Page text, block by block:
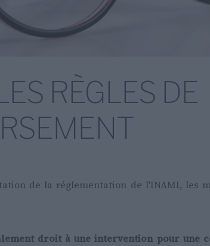
RÈGLES DE
de la réglementation de l'INAMI, les
droit à une intervention pour une